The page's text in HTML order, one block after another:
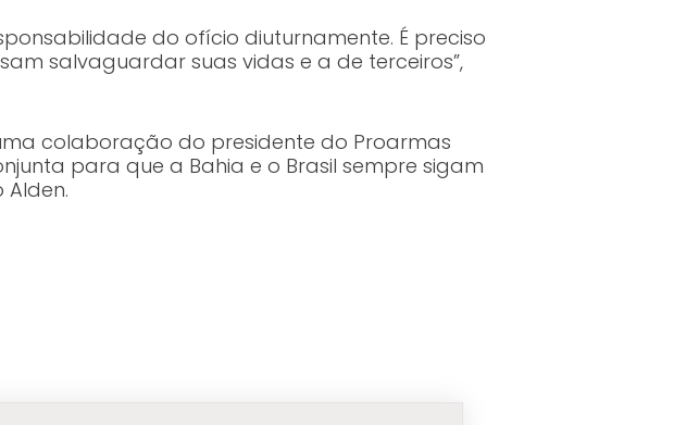
do ofício diuturnamente. É preciso
salvaguardar suas vidas e a de terceiros”,
colaboração do presidente do Proarmas
para que a Bahia e o Brasil sempre sigam